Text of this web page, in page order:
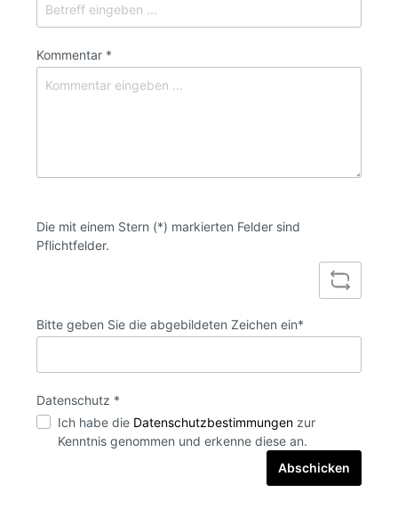
Kommentar *
Die mit einem Stern (*) markierten Felder sind
Pflichtfelder.
Bitte geben Sie die abgebildeten Zeichen ein*
Datenschutz *
Ich habe die Datenschutzbestimmungen zur
Kenntnis genommen und erkenne diese an.
Abschicken